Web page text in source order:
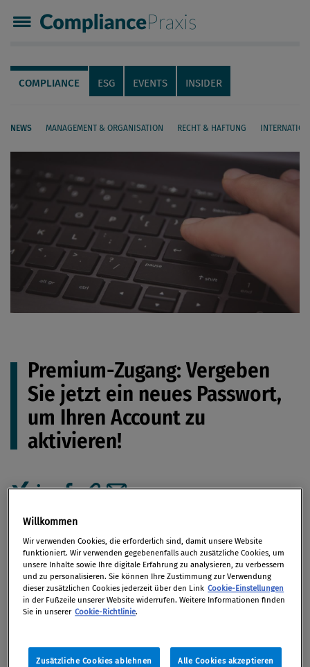
Compliance Praxis
Servicenavigation
Navigation
COMPLIANCE ESG EVENTS INSIDER
NEWS MANAGEMENT & ORGANISATION RECHT & HAFTUNG
Premium-Zugang: Vergeben
Sie jetzt ein neues Passwort,
um Ihren Account zu
aktivieren!
Artikel auf Xing teilen
Artikel auf linkedIn teilen
Mit dem Relaunch des Compliance Praxis Portals
sind Ihre Zugangsdaten, insbesondere Ihr
bisheriges Passwort, leider nicht mehr gültig. Um
alle Premium-Inhalte weiterhin nutzen zu
können, registrieren Sie sich bitte einmal neu.
14. September 2020
Willkommen
Wir verwenden Cookies, die erforderlich sind, damit unsere Website
funktioniert. Wir verwenden gegebenenfalls auch zusätzliche Cookies, um
unsere Inhalte sowie Ihre digitale Erfahrung zu analysieren, zu verbessern
und zu personalisieren. Sie können Ihre Zustimmung zur Verwendung
dieser zusätzlichen Cookies jederzeit über den Link Cookie-Einstellungen
in der Fußzeile unserer Website widerrufen. Weitere Informationen finden
Sie in unserer Cookie-Richtlinie.
Zusätzliche Cookies ablehnen Alle Cookies akzeptieren